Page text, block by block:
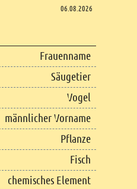
06.08.2026
Frauenname
Säugetier
Vogel
männlicher Vorname
Pflanze
Fisch
chemisches Element